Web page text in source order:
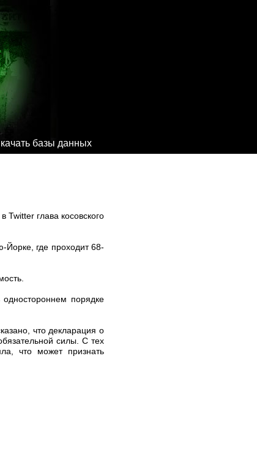
базы данных
глава косовского
где проходит 68-
порядке
что декларация о
силы. С тех
что может признать